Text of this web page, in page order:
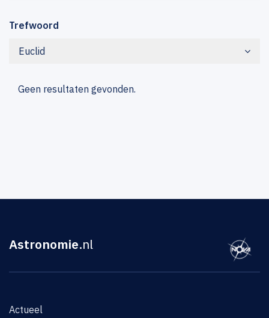
Trefwoord
Euclid
Geen resultaten gevonden.
Astronomie.nl
Actueel